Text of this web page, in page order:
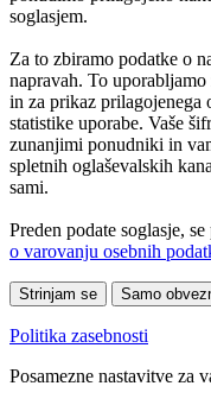
soglasjem.
Za to zbiramo podatke o
napravah. To
in za prikaz prilagojenega
statistike uporabe. Vaše
zunanjimi ponudniki in
spletnih oglaševalskih
sami.
Preden podate soglasje,
o varovanju osebnih
Strinjam se Samo
Politika zasebnosti
Posamezne nastavitve za